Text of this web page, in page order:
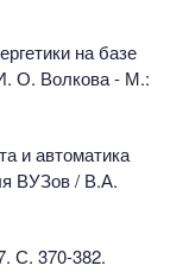
на базе
О. Волкова - М.:
и автоматика
ВУЗов / В.А.
С. 370-382.